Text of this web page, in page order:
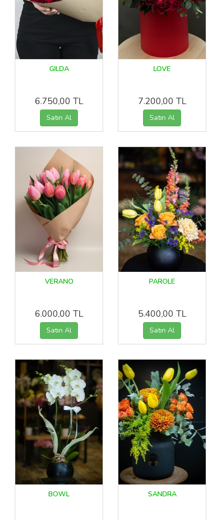
GILDA
6.750,00 TL
LOVE
7.200,00 TL
VERANO
6.000,00 TL
PAROLE
5.400,00 TL
BOWL SANDRA